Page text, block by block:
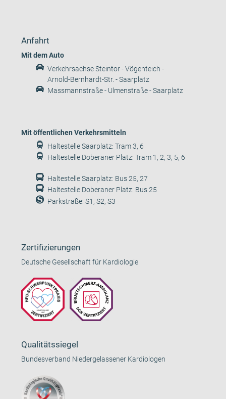
Anfahrt
Mit dem Auto
Verkehrsachse Steintor - Vögenteich -
Arnold-Bernhardt-Str. - Saarplatz
Massmannstraße - Ulmenstraße - Saarplatz
Mit öffentlichen Verkehrsmitteln
Haltestelle Saarplatz: Tram 3, 6
Haltestelle Doberaner Platz: Tram 1, 2, 3, 5, 6
Haltestelle Saarplatz: Bus 25, 27
Haltestelle Doberaner Platz: Bus 25
Parkstraße: S1, S2, S3
Zertifizierungen
Deutsche Gesellschaft für Kardiologie
Qualitätssiegel
Bundesverband Niedergelassener Kardiologen